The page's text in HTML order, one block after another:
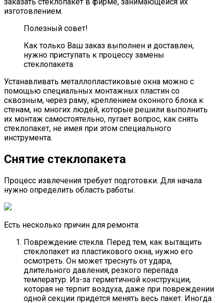
изготовлением.
Полезный совет!
Как только Ваш заказ выполнен и доставлен,
нужно приступать к процессу замены
стеклопакета.
Устанавливать металлопластиковые окна можно с
помощью специальных монтажных пластин со
сквозным, через раму, креплением оконного блока к
стенам, но многих людей, которые решили выполнить
их монтаж самостоятельно, пугает вопрос, как снять
стеклопакет, не имея при этом специального
инструмента.
Снятие стеклопакета
Процесс извлечения требует подготовки. Для начала
нужно определить область работы.
Есть несколько причин для ремонта:
Повреждение стекла. Перед тем, как вытащить
стеклопакет из пластикового окна, нужно его
осмотреть. Он может треснуть от удара,
длительного давления, резкого перепада
температур. Из-за герметичной конструкции,
которая не терпит воздуха, даже при повреждении
одной секции придется менять весь пакет. Иногда